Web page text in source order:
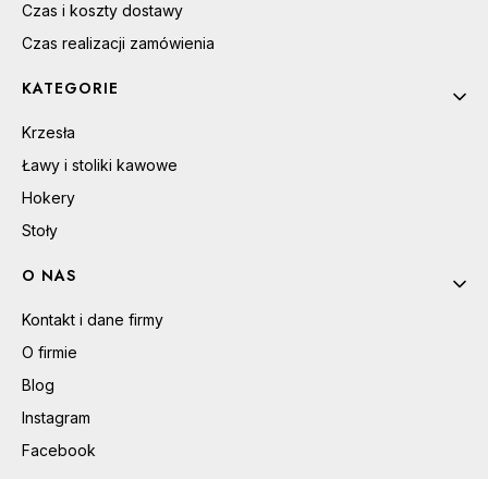
Czas i koszty dostawy
Czas realizacji zamówienia
KATEGORIE
Krzesła
Ławy i stoliki kawowe
Hokery
Stoły
O NAS
Kontakt i dane firmy
O firmie
Blog
Instagram
Facebook